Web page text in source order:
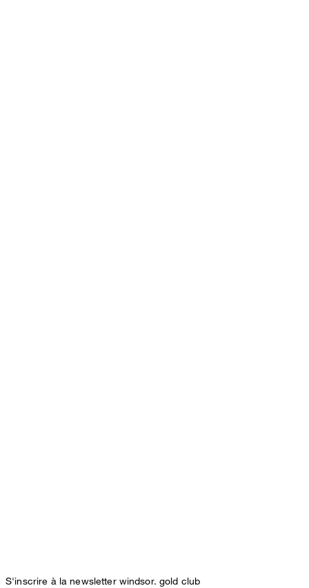
S'inscrire à la newsletter windsor. gold club